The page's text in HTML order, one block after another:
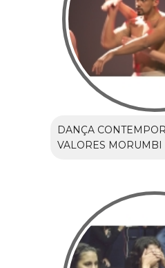
DANÇA
VALORES MORUMBI